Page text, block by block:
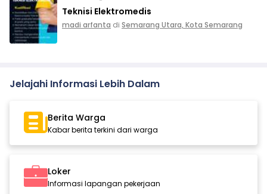
Teknisi Elektromedis
madi arfanta di Semarang Utara, Kota Semarang
Jelajahi Informasi Lebih Dalam
Berita Warga
Kabar berita terkini dari warga
Loker
Informasi lapangan pekerjaan